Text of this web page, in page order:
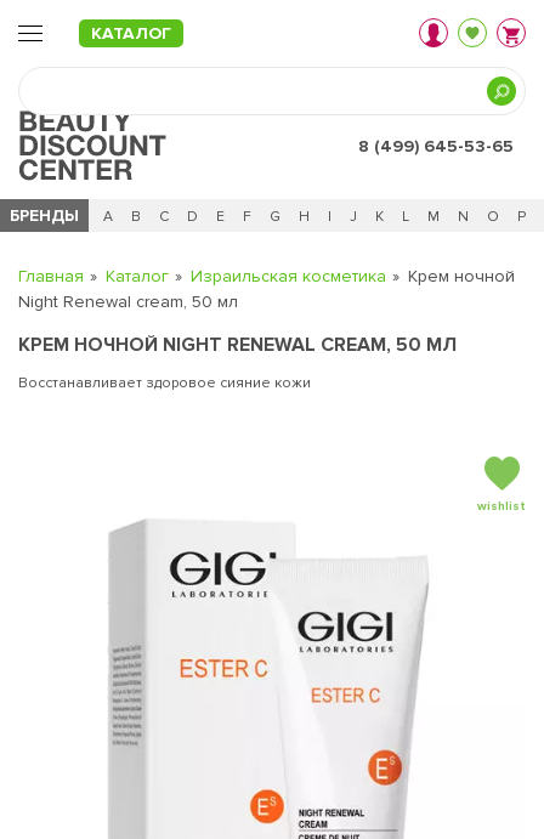
КАТАЛОГ
8 (499) 645-53-65
БРЕНДЫ
Ч 0 - 9 A B C D E F G H I J K L M N O P
Главная Каталог Израильская косметика
Крем ночной
Night Renewal cream, 50 мл
КРЕМ НОЧНОЙ NIGHT RENEWAL CREAM, 50 МЛ
Восстанавливает здоровое сияние кожи
wishlist